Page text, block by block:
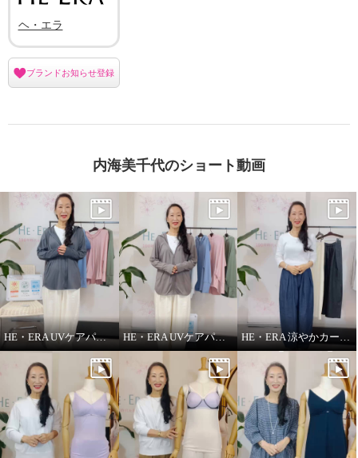
ヘ・エラ 抗菌防臭 上質ファイン
コットン使用 レーシー カップ付
ヘ・エラ 抗菌防臭 上質ファイン
コットン使用 レーシー カップ付
ヘ・エラ
ブランドお知らせ登録
内海美千代のショート動画
HE・ERA UVケアパーカー 機能性について HE・ERA UVケアパーカー